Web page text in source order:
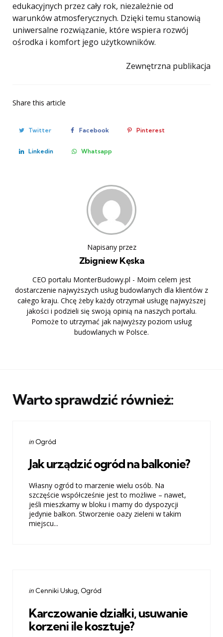
edukacyjnych przez cały rok, niezależnie od
warunków atmosferycznych. Dzięki temu stanowią
uniwersalne rozwiązanie, które wspiera rozwój
ośrodka i komfort jego użytkowników.
Zewnętrzna publikacja
Share this article
Twitter Facebook Pinterest
Linkedin Whatsapp
Napisany przez
Zbigniew Kęska
CEO portalu MonterBudowy.pl - Moim celem jest
dostarczenie najwyższych usług budowlanych dla klientów z
całego kraju. Chcę żeby każdy otrzymał usługę najwyższej
jakości i podzieli się swoją opinią na naszych portalu.
Pomoże to utrzymać jak najwyższy poziom usług
budowlanych w Polsce.
Warto sprawdzić również:
Categories
Posted
in Ogród
Jak urządzić ogród na balkonie?
Własny ogród to marzenie wielu osób. Na
szczęście współcześnie jest to możliwe – nawet,
jeśli mieszkamy w bloku i mamy do dyspozycji
jedynie balkon. Stworzenie oazy zieleni w takim
miejscu...
Categories
Posted
in Cenniki Usług Ogród
Karczowanie działki, usuwanie
korzeni ile kosztuje?